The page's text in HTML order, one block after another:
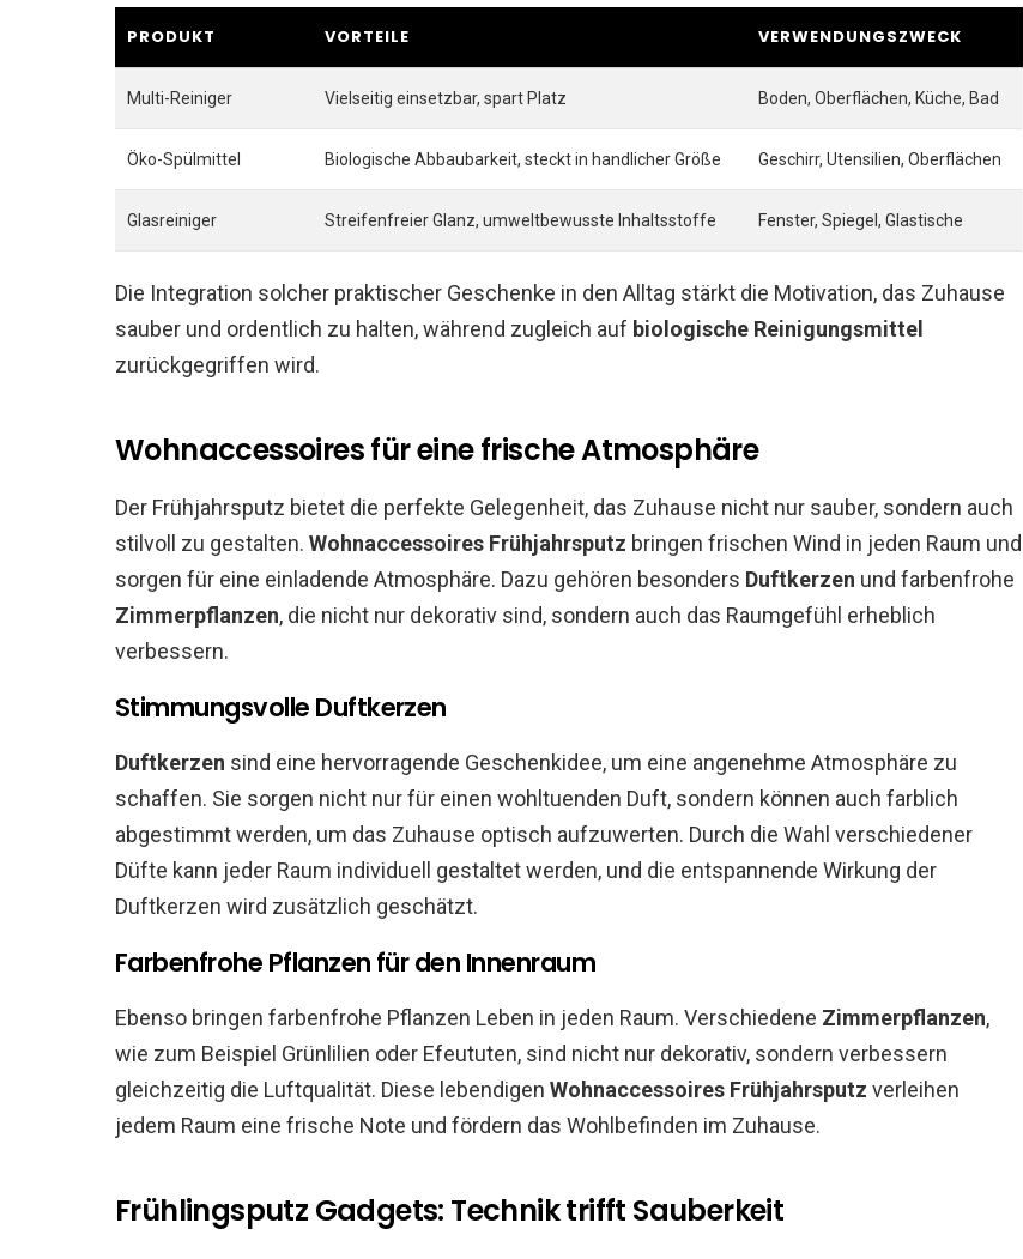
PRODUKT VORTEILE VERWENDUNGSZWECK
Multi-Reiniger Vielseitig einsetzbar, spart Platz Boden, Oberflächen, Küche, Bad
Öko-Spülmittel Biologische Abbaubarkeit, steckt in handlicher Größe Geschirr, Utensilien, Oberflächen
Glasreiniger Streifenfreier Glanz, umweltbewusste Inhaltsstoffe Fenster, Spiegel, Glastische
Die Integration solcher praktischer Geschenke in den Alltag stärkt die Motivation, das Zuhause
sauber und ordentlich zu halten, während zugleich auf biologische Reinigungsmittel
zurückgegriffen wird.
Wohnaccessoires für eine frische Atmosphäre
Der Frühjahrsputz bietet die perfekte Gelegenheit, das Zuhause nicht nur sauber, sondern auch
stilvoll zu gestalten. Wohnaccessoires Frühjahrsputz bringen frischen Wind in jeden Raum und
sorgen für eine einladende Atmosphäre. Dazu gehören besonders Duftkerzen und farbenfrohe
Zimmerpflanzen, die nicht nur dekorativ sind, sondern auch das Raumgefühl erheblich
verbessern.
Stimmungsvolle Duftkerzen
Duftkerzen sind eine hervorragende Geschenkidee, um eine angenehme Atmosphäre zu
schaffen. Sie sorgen nicht nur für einen wohltuenden Duft, sondern können auch farblich
abgestimmt werden, um das Zuhause optisch aufzuwerten. Durch die Wahl verschiedener
Düfte kann jeder Raum individuell gestaltet werden, und die entspannende Wirkung der
Duftkerzen wird zusätzlich geschätzt.
Farbenfrohe Pflanzen für den Innenraum
Ebenso bringen farbenfrohe Pflanzen Leben in jeden Raum. Verschiedene Zimmerpflanzen,
wie zum Beispiel Grünlilien oder Efeututen, sind nicht nur dekorativ, sondern verbessern
gleichzeitig die Luftqualität. Diese lebendigen Wohnaccessoires Frühjahrsputz verleihen
jedem Raum eine frische Note und fördern das Wohlbefinden im Zuhause.
Frühlingsputz Gadgets: Technik trifft Sauberkeit